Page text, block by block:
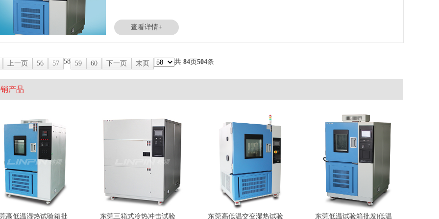
查看详情+
上一页 56 57 58 59 60 下一页 末页 共 84页504条
产品
高低温湿热试验箱批 东莞三箱式冷热冲击试验 东莞高低温交变湿热试验 东莞低温试验箱批发|低温